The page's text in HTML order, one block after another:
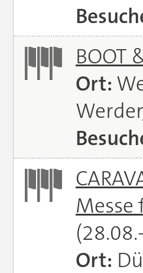
BOOT
Ort:
Messe
Ort: